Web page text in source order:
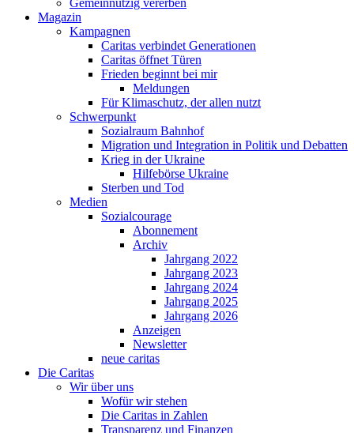
Gemeinnützig vererben
Magazin
Kampagnen
Caritas verbindet Generationen
Caritas öffnet Türen
Frieden beginnt bei mir
Meldungen
Für Klimaschutz, der allen nutzt
Schwerpunkt
Sozialraum Bahnhof
Migration und Integration in Politik und Debatten
Krieg in der Ukraine
Hilfebörse Ukraine
Sterben und Tod
Medien
Sozialcourage
Abonnement
Archiv
Jahrgang 2022
Jahrgang 2023
Jahrgang 2024
Jahrgang 2025
Jahrgang 2026
Anzeigen
Newsletter
neue caritas
Die Caritas
Wir über uns
Wofür wir stehen
Die Caritas in Zahlen
Transparenz und Finanzen